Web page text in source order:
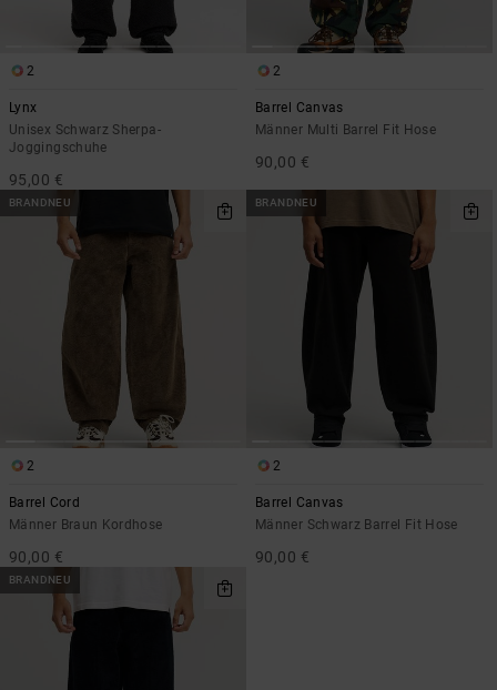
2
Lynx
Unisex Schwarz Sherpa-
Joggingschuhe
95,00 €
2
Barrel Canvas
Männer Multi Barrel Fit Hose
90,00 €
BRANDNEU
2
Barrel Cord
Männer Braun Kordhose
90,00 €
BRANDNEU
2
Barrel Canvas
Männer Schwarz Barrel Fit Hose
90,00 €
BRANDNEU